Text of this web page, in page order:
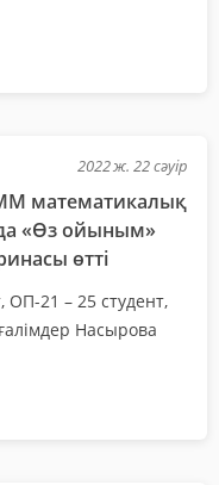
2022 ж. 22 сәуір
математикалық
«Өз ойыным»
өтті
ОП-21 – 25 студент,
Насырова